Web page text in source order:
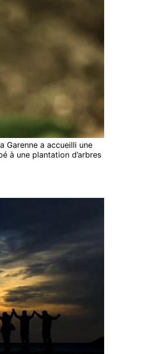
Garenne a accueilli une
à une plantation d’arbres